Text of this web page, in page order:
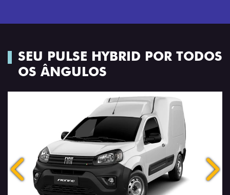
SEU PULSE HYBRID POR TODOS
OS ÂNGULOS
Anterior